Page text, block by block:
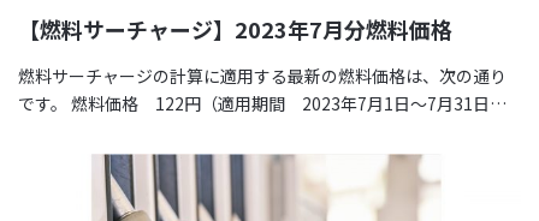
【燃料サーチャージ】2023年7月分燃料価格
燃料サーチャージの計算に適用する最新の燃料価格は、次の通り
です。 燃料価格 122円（適用期間 2023年7月1日～7月31日）